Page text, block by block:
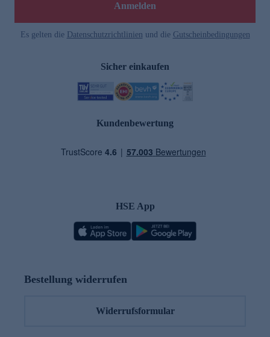
Anmelden
Es gelten die Datenschutzrichtlinien und die Gutscheinbedingungen
Sicher einkaufen
Kundenbewertung
HSE App
Bestellung widerrufen
Widerrufsformular